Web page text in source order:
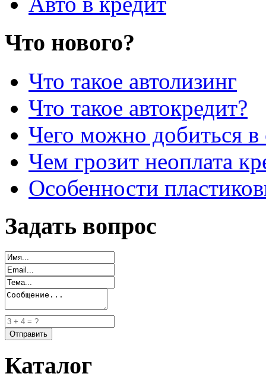
Что нового?
Что такое автолизинг
Что такое автокредит?
Чего можно добиться в
Чем грозит неоплата
Особенности
Задать вопрос
Каталог